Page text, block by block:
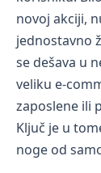
novoj akciji,
jednostavno
se dešava u
veliku e-
zaposlene ili
Ključ je u
noge od